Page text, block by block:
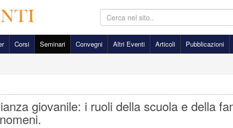
Corsi Seminari Convegni Altri Eventi Articoli Pubblicazioni
giovanile: i ruoli della scuola e della